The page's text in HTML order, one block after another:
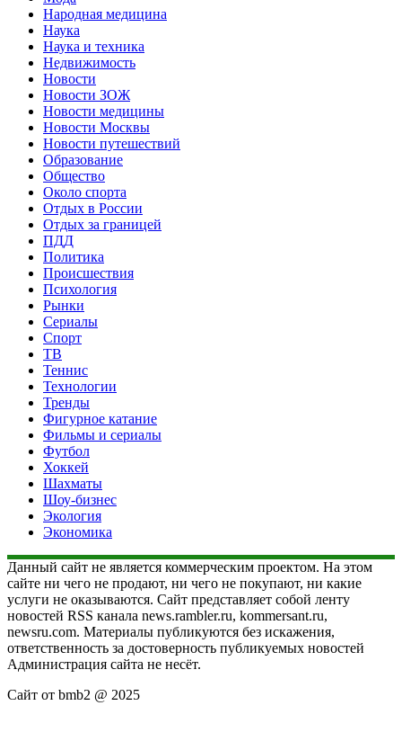
Народная медицина
Наука
Наука и техника
Недвижимость
Новости
Новости ЗОЖ
Новости медицины
Новости Москвы
Новости путешествий
Образование
Общество
Около спорта
Отдых в России
Отдых за границей
ПДД
Политика
Происшествия
Психология
Рынки
Сериалы
Спорт
ТВ
Теннис
Технологии
Тренды
Фигурное катание
Фильмы и сериалы
Футбол
Хоккей
Шахматы
Шоу-бизнес
Экология
Экономика
Данный сайт не является коммерческим проектом. На этом
сайте ни чего не продают, ни чего не покупают, ни какие
услуги не оказываются. Сайт представляет собой ленту
новостей RSS канала news.rambler.ru, kommersant.ru,
newsru.com. Материалы публикуются без искажения,
ответственность за достоверность публикуемых новостей
Администрация сайта не несёт.
Сайт от bmb2 @ 2025